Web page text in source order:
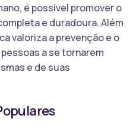
é possível promover o
e duradoura. Além
valoriza a prevenção e o
a se tornarem
e de suas